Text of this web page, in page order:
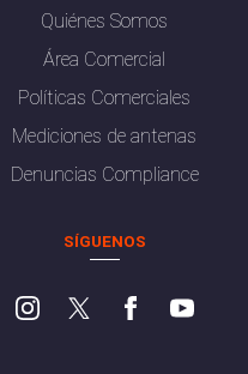
Quiénes Somos
Área Comercial
Políticas Comerciales
Mediciones de antenas
Denuncias Compliance
SÍGUENOS